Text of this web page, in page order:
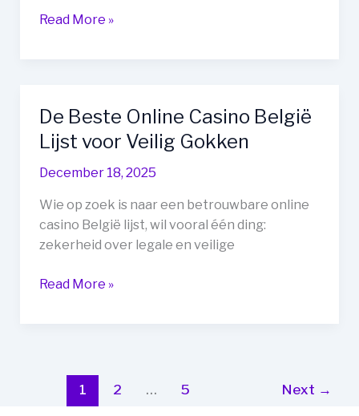
Online
Complete
Overzicht
Read More »
De Beste Online Casino België
Lijst voor Veilig Gokken
December 18, 2025
Wie op zoek is naar een betrouwbare online
casino België lijst, wil vooral één ding:
zekerheid over legale en veilige
De
voor
Read More »
1 2 … 5 Next →